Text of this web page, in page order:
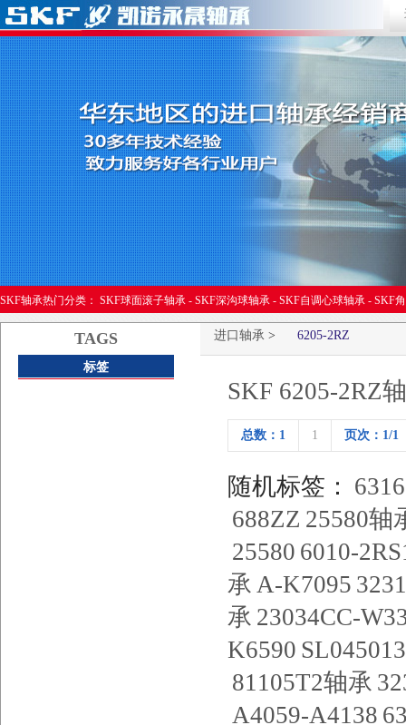
进口轴承
SKF轴承热门分类： SKF球面滚子轴承 - SKF深沟球轴承 - SKF自调心球轴承 - SKF
TAGS
标签
进口轴承 > 6205-2RZ
SKF 6205-2RZ
总数：1 1 页次：1/1
随机标签：
688ZZ 25580轴
25580 6010-
承 A-K7095
承 23034CC-
K6590
81105T2轴承
A4059-A4138